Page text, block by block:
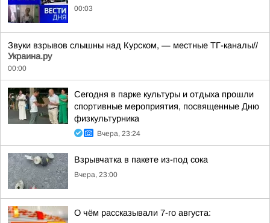
00:03
Звуки взрывов слышны над Курском, — местные ТГ-каналы//
Украина.ру
00:00
Сегодня в парке культуры и отдыха прошли
спортивные мероприятия, посвященные Дню
физкультурника
Вчера, 23:24
Взрывчатка в пакете из-под сока
Вчера, 23:00
О чём рассказывали 7-го августа: